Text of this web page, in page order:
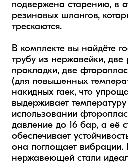
подвержена старению, в
резиновых шлангов,
трескаются.
В комплекте вы найдёте
трубу из нержавейки, две
прокладки, две
(для повышенных
накидных гаек, что
выдерживает
использовании
давление до 16 бар, а её
обеспечивает
она поглощает вибрации.
нержавеющей стали